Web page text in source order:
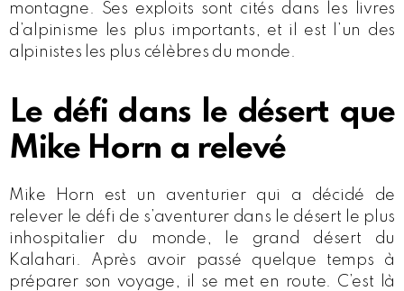
montagne. Ses exploits sont cités dans les livres
d’alpinisme les plus importants, et il est l’un des
alpinistes les plus célèbres du monde.
Le défi dans le désert que
Mike Horn a relevé
Mike Horn est un aventurier qui a décidé de
relever le défi de s’aventurer dans le désert le plus
inhospitalier du monde, le grand désert du
Kalahari. Après avoir passé quelque temps à
préparer son voyage, il se met en route. C’est là